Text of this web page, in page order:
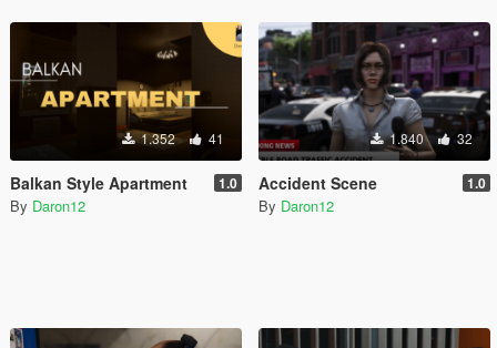
1.352 41
Balkan Style Apartment 1.0
By Daron12
1.840 32
Accident Scene 1.0
By Daron12